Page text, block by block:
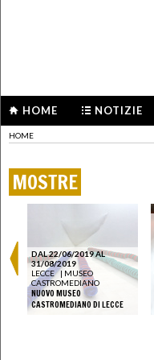
HOME NOTIZIE
HOME
MOSTRE
DAL 22/06/2019 AL
31/08/2019
LECCE | MUSEO
CASTROMEDIANO
NUOVO MUSEO
CASTROMEDIANO DI LECCE